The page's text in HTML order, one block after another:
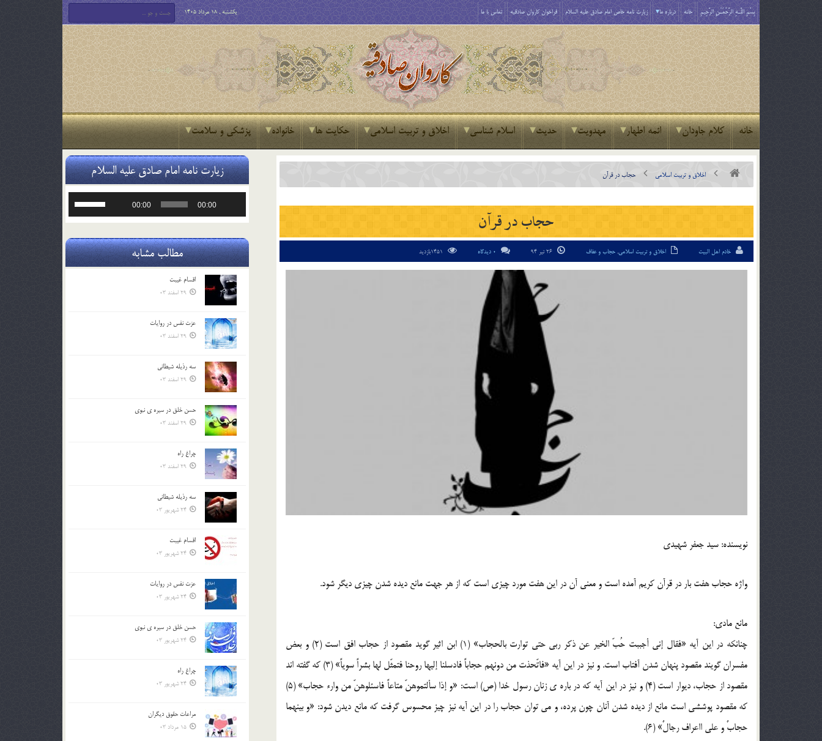
بِسْمِ اللَّـهِ الرَّحْمَـٰنِ الرَّحِيمِ خانه درباره ما زیارت نامه خاص امام صادق علیه السلام فراخوان کاروان صادقیه تماس با ما یکشنبه , 18 مرداد 1405
خانه کلام جاودان ائمه اطهار مهدویت حدیث اسلام شناسی اخلاق و تربیت اسلامی حکایت ها خانواده پزشکی و سلامت
اخلاق و تربیت اسلامی حجاب در قرآن
حجاب در قرآن
خادم اهل البیت اخلاق و تربیت اسلامی, حجاب و عفاف 0 دیدگاه
نويسنده: سيد جعفر شهيدي
واژه حجاب هفت بار در قرآن کريم آمده است و معني آن در اين هفت مورد چيزي است که از هر جهت مانع ديده شدن چيزي ديگر شود.
مانع مادي:
چنانکه در اين آيه «فقال إني أجببت حُبّ الخير عن ذکر ربي حتي توارت بالحجاب» (1) ابن اثير گويد مقصود از حجاب افق است (2) و بعض
مفسران گويند مقصود پنهان شدن آفتاب است. و نيز در اين آيه «فاتّحذت من دونهم حجاباً فادسلنا إليها روحنا فتمثّل لها بشراً سوياً» (3) که گفته اند
مقصود از حجاب، ديوار است (4) و نيز در اين آيه که در باره ي زنان رسول خدا (ص) است: «و إذا سألتموهنّ متاعاً فاسئلوهنّ من وارء حجاب» (5)
که مقصود پوششي است مانع از ديده شدن آنان چون پرده، و مي توان حجاب را در اين آيه نيز چيز محسوس گرفت که مانع ديدن شود: «و بينهما
حجابٌ و علي ااعراف رجالٌ» (6).
زیارت نامه امام صادق علیه السلام
00:00
00:00
یا
صدا
کلیدهای
مطالب مشابه
اقسام غيبت
29 اسفند 03
عزت نفس در روايات
29 اسفند 03
سه رذیله شیطانی
29 اسفند 03
حسن خلق در سيره ي نبوي
29 اسفند 03
چراغ راه
29 اسفند 03
سه رذیله شیطانی
24 شهریور 03
اقسام غيبت
24 شهریور 03
عزت نفس در روايات
24 شهریور 03
حسن خلق در سيره ي نبوي
24 شهریور 03
چراغ راه
24 شهریور 03
مراعات حقوق ديگران
15 مرداد 03